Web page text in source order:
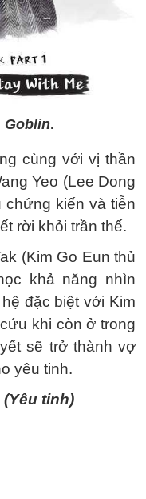
Goblin.
cùng với vị thần
Yeo (Lee Dong
chứng kiến và tiễn
rời khỏi trần thế.
(Kim Go Eun thủ
khả năng nhìn
đặc biệt với Kim
khi còn ở trong
sẽ trở thành vợ
yêu tinh.
tinh)